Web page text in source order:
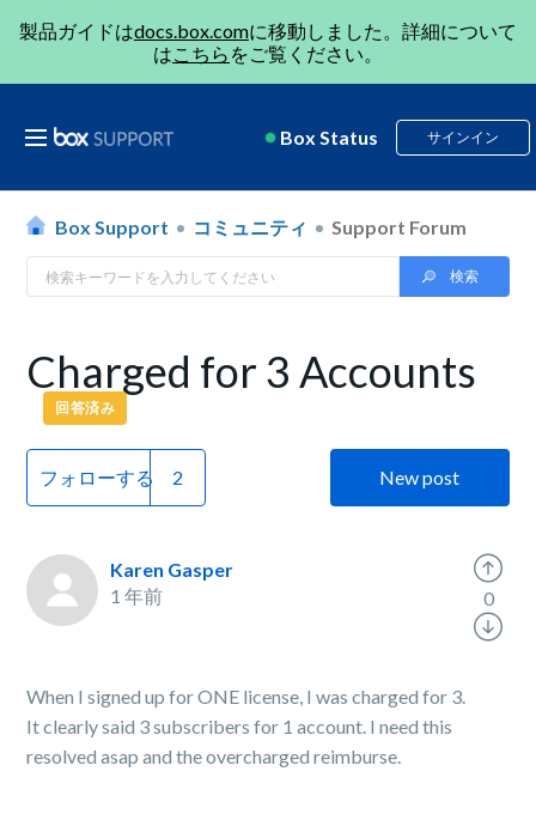
製品ガイドはdocs.box.comに移動しました。詳細について
はこちら をご覧ください。
Box Status サインイン
Box Support コミュニティ Support Forum
Charged for 3 Accounts
回答済み
フォローする New post
Karen Gasper
1 年前
When I signed up for ONE license, I was charged for 3.
It clearly said 3 subscribers for 1 account. I need this
resolved asap and the overcharged reimburse.
0